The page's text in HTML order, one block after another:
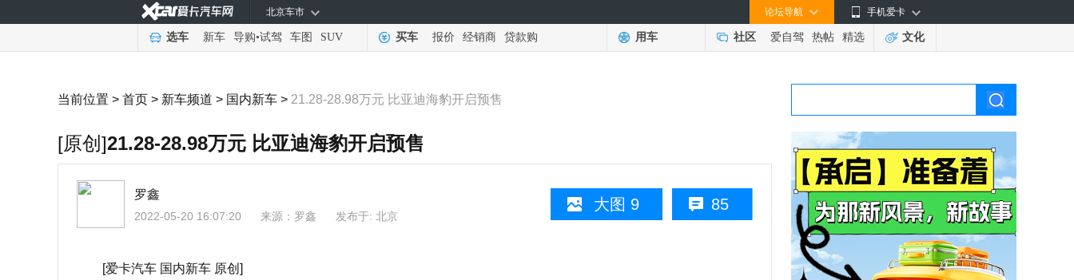
手机爱卡
论坛导航
北京车市
选车 新车 导购•试驾 车图 SUV 买车 报价 经销商 贷款购 用车 社区 爱自驾 热帖 精选 文化
当前位置 > 首页 > 新车频道 > 国内新车 > 21.28-28.98万元 比亚迪海豹开启预售
[原创]21.28-28.98万元 比亚迪海豹开启预售
85
大图 9
罗鑫
2022-05-20 16:07:20 来源： 罗鑫 发布于: 北京
[爱卡汽车 国内新车 原创]